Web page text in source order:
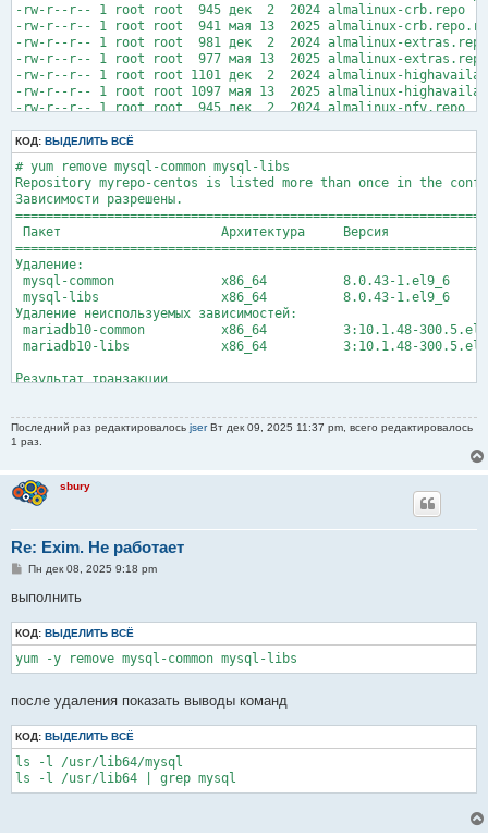
-rw-r--r-- 1 root root  945 дек  2  2024 almalinux-crb.repo
-rw-r--r-- 1 root root  941 мая 13  2025 almalinux-
-rw-r--r-- 1 root root  981 дек  2  2024 almalinux-extras.repo
-rw-r--r-- 1 root root  977 мая 13  2025 almalinux-
-rw-r--r-- 1 root root 1101 дек  2  2024 almalinux-
-rw-r--r-- 1 root root 1097 мая 13  2025 almalinux-
-rw-r--r-- 1 root root  945 дек  2  2024 almalinux-nfv.repo
-rw-r--r-- 1 root root  957 дек  2  2024 almalinux-plus.repo
-rw-r--r-- 1 root root  953 мая 13  2025 almalinux-
-rw-r--r-- 1 root root 1101 дек  2  2024 almalinux-
-rw-r--r-- 1 root root 1097 мая 13  2025 almalinux-
-rw-r--r-- 1 root root  933 дек  2  2024 almalinux-rt.repo
-rw-r--r-- 1 root root  929 мая 13  2025 almalinux-
-rw-r--r-- 1 root root  993 дек  2  2024 almalinux-
-rw-r--r-- 1 root root  989 мая 13  2025 almalinux-
-rw-r--r-- 1 root root  945 дек  2  2024 almalinux-sap.repo
-rw-r--r-- 1 root root  941 мая 13  2025 almalinux-
-rw-r--r-- 1 root root 1195 дек  2  2024 brainy.repo
КОД: ВЫДЕЛИТЬ ВСЁ
# yum remove mysql-common mysql-libs
Repository myrepo-centos is listed more than once in the
Зависимости разрешены.
Пакет                     Архитектура     Версия
Удаление:
mysql-common              x86_64          8.0.43-1.el9_6
mysql-libs                x86_64          8.0.43-1.el9_6
Удаление неиспользуемых зависимостей:
mariadb10-common          x86_64          3:10.1.48-
mariadb10-libs            x86_64          3:10.1.48-
Результат транзакции
Последний раз редактировалось jserВт дек 09, 2025 11:37 pm, всего редактировалось
1 раз.
sbury
Re: Exim. Не работает
С
о
щ
е
н
и
е
Пн дек 08, 2025 9:18 pm
выполнить
КОД: ВЫДЕЛИТЬ ВСЁ
yum -y remove mysql-common mysql-libs
после удаления показать выводы команд
КОД: ВЫДЕЛИТЬ ВСЁ
ls -l /usr/lib64/mysql
ls -l /usr/lib64 | grep mysql